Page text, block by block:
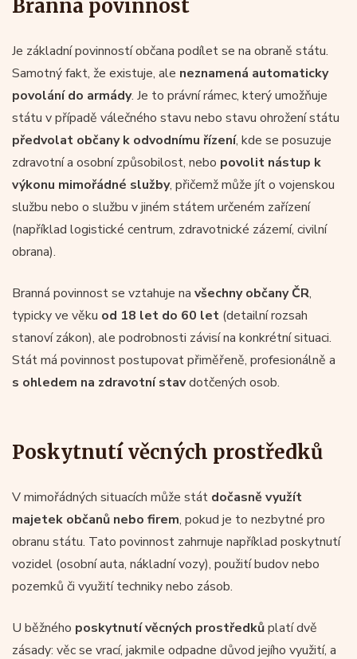
Branná povinnost
Je základní povinností občana podílet se na obraně státu.
Samotný fakt, že existuje, ale neznamená automaticky
povolání do armády. Je to právní rámec, který umožňuje
státu v případě válečného stavu nebo stavu ohrožení státu
předvolat občany k odvodnímu řízení, kde se posuzuje
zdravotní a osobní způsobilost, nebo povolit nástup k
výkonu mimořádné služby, přičemž může jít o vojenskou
službu nebo o službu v jiném státem určeném zařízení
(například logistické centrum, zdravotnické zázemí, civilní
obrana).
Branná povinnost se vztahuje na všechny občany ČR,
typicky ve věku od 18 let do 60 let (detailní rozsah
stanoví zákon), ale podrobnosti závisí na konkrétní situaci.
Stát má povinnost postupovat přiměřeně, profesionálně a
s ohledem na zdravotní stavdotčených osob.
Poskytnutí věcných prostředků
V mimořádných situacích může stát dočasně využít
majetek občanů nebo firem, pokud je to nezbytné pro
obranu státu. Tato povinnost zahrnuje například poskytnutí
vozidel (osobní auta, nákladní vozy), použití budov nebo
pozemků či využití techniky nebo zásob.
U běžného poskytnutí věcných prostředkůplatí dvě
zásady: věc se vrací, jakmile odpadne důvod jejího využití, a